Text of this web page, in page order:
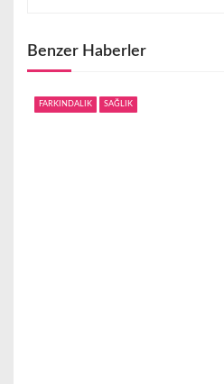
z
n
Benzer Haberler
FARKINDALIK SAĞLIK